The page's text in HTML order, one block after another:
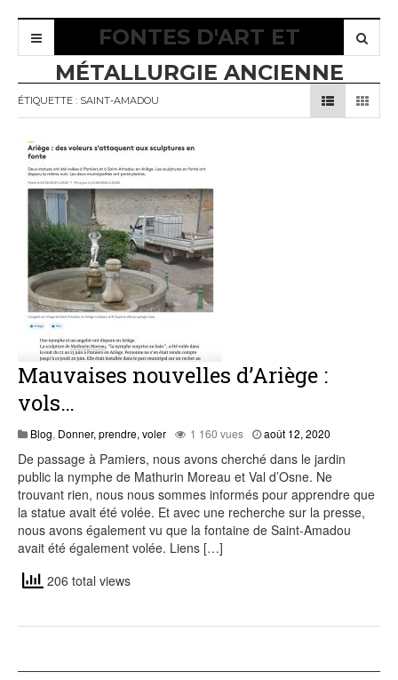
FONTES D'ART ET
MÉTALLURGIE ANCIENNE
ÉTIQUETTE : SAINT-AMADOU
Mauvaises nouvelles d’Ariège :
vols…
Blog, Donner, prendre, voler 1 160 vues août 12, 2020
2020
De passage à Pamiers, nous avons cherché dans le jardin
public la nymphe de Mathurin Moreau et Val d’Osne. Ne
trouvant rien, nous nous sommes informés pour apprendre que
la statue avait été volée. Et avec une recherche sur la presse,
nous avons également vu que la fontaine de Saint-Amadou
avait été également volée. Liens […]
206 total views